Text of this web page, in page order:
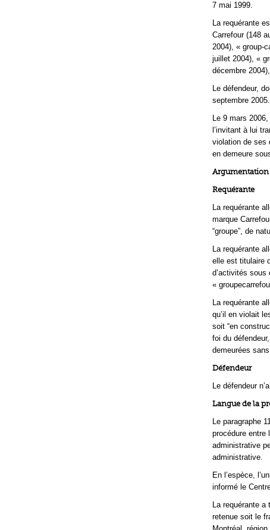
7 mai 1999.
La requérante
Carrefour (148
2004), « group-
juillet 2004), «
décembre
Le défendeur,
septembre
Le 9 mars
l’invitant à lui
violation de ses
en demeure
Argumentation
Requérante
La requérante
marque
“groupe”, de
La requérante
elle est titulaire
d’activités sous
«
La requérante
qu’il en violait
soit “en
foi du
demeurées
Défendeur
Le défendeur
Langue de la
Le paragraphe
procédure entre
administrative
administrative.
En l’espèce,
informé le
La requérante
retenue soit le